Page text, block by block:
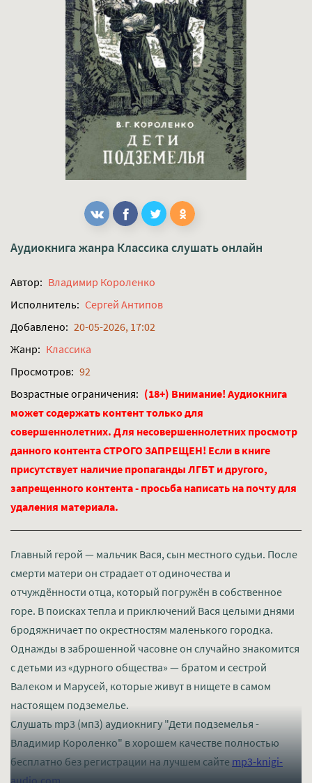
Аудиокнига жанра Классика слушать онлайн
Автор: Владимир Короленко
Исполнитель: Сергей Антипов
Добавлено: 20-05-2026, 17:02
Жанр: Классика
Просмотров: 92
Возрастные ограничения: (18+) Внимание! Аудиокнига
может содержать контент только для
совершеннолетних. Для несовершеннолетних просмотр
данного контента СТРОГО ЗАПРЕЩЕН! Если в книге
присутствует наличие пропаганды ЛГБТ и другого,
запрещенного контента - просьба написать на почту для
удаления материала.
Главный герой — мальчик Вася, сын местного судьи. После
смерти матери он страдает от одиночества и
отчуждённости отца, который погружён в собственное
горе. В поисках тепла и приключений Вася целыми днями
бродяжничает по окрестностям маленького городка.
Однажды в заброшенной часовне он случайно знакомится
с детьми из «дурного общества» — братом и сестрой
Валеком и Марусей, которые живут в нищете в самом
настоящем подземелье.
Слушать mp3 (мп3) аудиокнигу "Дети подземелья -
Владимир Короленко" в хорошем качестве полностью
бесплатно без регистрации на лучшем сайте mp3-knigi-
audio.com